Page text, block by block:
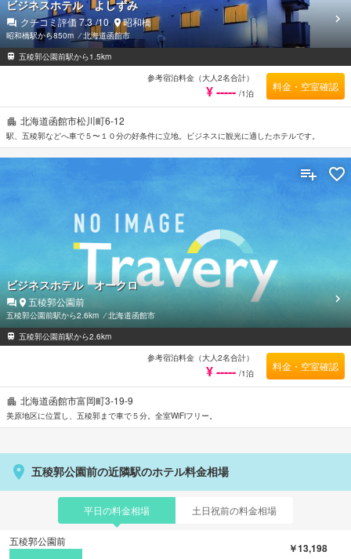
北海道函館市松川町6-12
駅、五稜郭などへ車で５〜１０分の好条件に立地。ビジネスに観光に適したホテルです。
ビジネスホテル よしずみ
クチコミ評価 7.3 /10 昭和橋
昭和橋駅から850m ⁄北海道函館市
五稜郭公園前駅から1.5km
参考宿泊料金（大人2名合計）
¥ ----- /1泊
料金・空室確認
北海道函館市富岡町3-19-9
美原地区に位置し、五稜郭まで車で５分。全室WiFiフリー。
ビジネスホテル オークロ
五稜郭公園前
五稜郭公園前駅から2.6km ⁄北海道函館市
五稜郭公園前駅から2.6km
参考宿泊料金（大人2名合計）
¥ ----- /1泊
料金・空室確認
五稜郭公園前の近隣駅のホテル料金相場
平日の料金相場 土日祝前の料金相場
五稜郭公園前
￥13,198